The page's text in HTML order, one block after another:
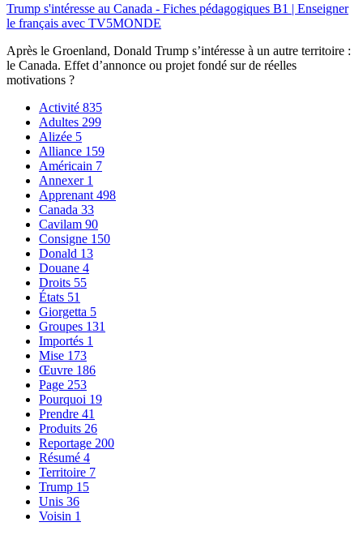
Trump s'intéresse au Canada - Fiches pédagogiques B1 | Enseigner
le français avec TV5MONDE
Après le Groenland, Donald Trump s’intéresse à un autre territoire :
le Canada. Effet d’annonce ou projet fondé sur de réelles
motivations ?
Activité 835
Adultes 299
Alizée 5
Alliance 159
Américain 7
Annexer 1
Apprenant 498
Canada 33
Cavilam 90
Consigne 150
Donald 13
Douane 4
Droits 55
États 51
Giorgetta 5
Groupes 131
Importés 1
Mise 173
Œuvre 186
Page 253
Pourquoi 19
Prendre 41
Produits 26
Reportage 200
Résumé 4
Territoire 7
Trump 15
Unis 36
Voisin 1